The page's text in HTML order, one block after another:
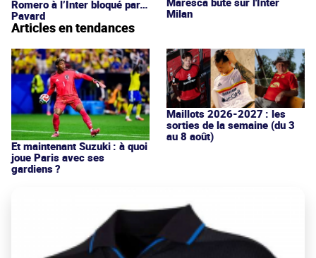
Romero à l’Inter bloqué par…
Pavard
Milan
Articles en tendances
Et maintenant Suzuki : à quoi
joue Paris avec ses
gardiens ?
Maillots 2026-2027 : les
sorties de la semaine (du 3
au 8 août)